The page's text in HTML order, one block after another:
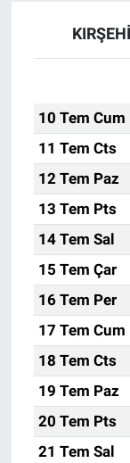
10 Tem Cum
11 Tem Cts
12 Tem Paz
13 Tem Pts
14 Tem Sal
15 Tem Çar
16 Tem Per
17 Tem Cum
18 Tem Cts
19 Tem Paz
20 Tem Pts
21 Tem Sal